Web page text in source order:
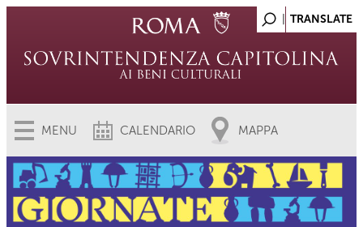
MENU CALENDARIO MAPPA